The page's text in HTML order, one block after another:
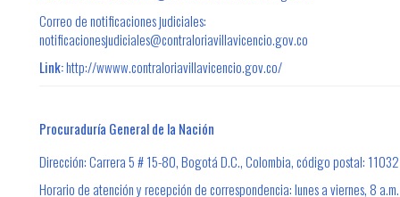
Correo de notificaciones judiciales:
notificacionesjudiciales@contraloriavillavicencio.gov.co​
Link:http://wwww.contraloriavillavicencio.gov.co/
Procuraduría General de la Nación
Dirección: Carrera 5 # 15-80, Bogotá D.C., Colombia, código postal: 11032
Horario de atención y recepción de correspondencia: lunes a viernes, 8 a.m.